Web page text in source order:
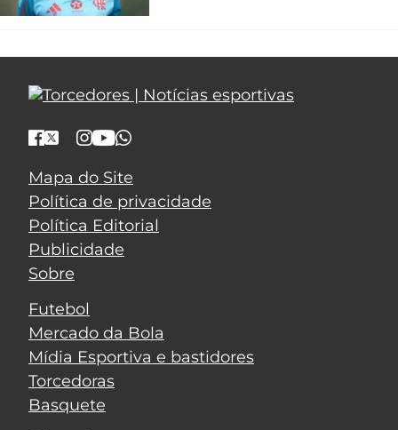
Mapa do Site
Política de privacidade
Política Editorial
Publicidade
Sobre
Futebol
Mercado da Bola
Mídia Esportiva e bastidores
Torcedoras
Basquete